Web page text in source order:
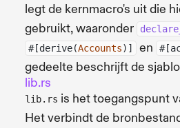
legt de kernmacro's uit die
gebruikt, waaronder
#[derive(Accounts)] en
gedeelte beschrijft de
lib.rs
lib.rs is het toegangspunt
Het verbindt de